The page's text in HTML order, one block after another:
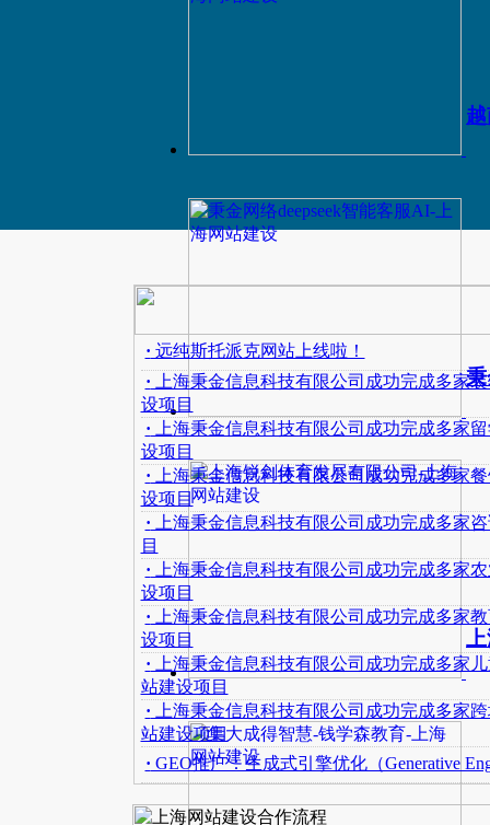
· 远纯斯托派克网站上线啦！
· 上海秉金信息科技有限公司成功完成多家
设项目
· 上海秉金信息科技有限公司成功完成多家
设项目
· 上海秉金信息科技有限公司成功完成多家
设项目
· 上海秉金信息科技有限公司成功完成多家
目
· 上海秉金信息科技有限公司成功完成多家
设项目
· 上海秉金信息科技有限公司成功完成多家
设项目
· 上海秉金信息科技有限公司成功完成多家
站建设项目
· 上海秉金信息科技有限公司成功完成多家
站建设项目
· GEO推广：生成式引擎优化（Generative